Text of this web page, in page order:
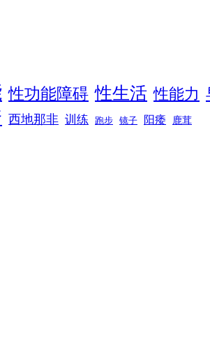
性功能障碍 性生活 性能力
西地那非 训练 跑步 镜子 阳痿 鹿茸